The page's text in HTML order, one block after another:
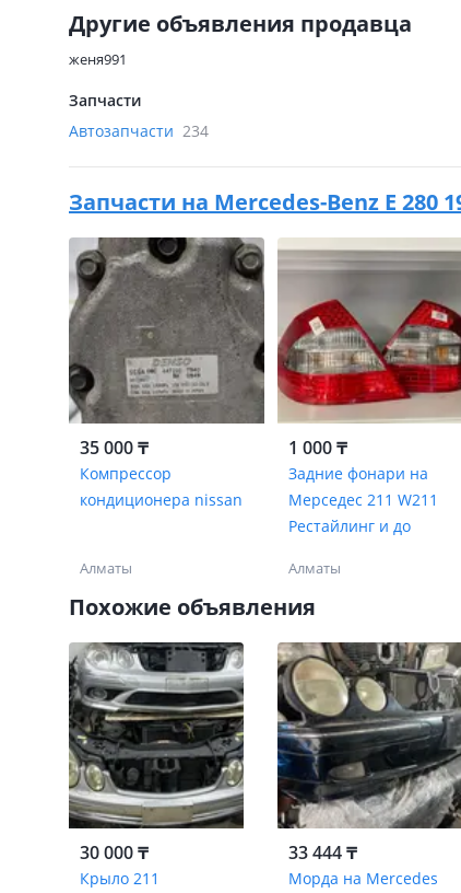
Другие объявления продавца
женя991
Запчасти
Автозапчасти 234
Запчасти на Mercedes-Benz E 280
35 000 ₸
Компрессор
кондиционера nissan
Алматы
1 000 ₸
Задние фонари на
Мерседес 211 W211
Рестайлинг и до
Алматы
Похожие объявления
30 000 ₸
Крыло 211
33 444 ₸
Морда на Mercedes